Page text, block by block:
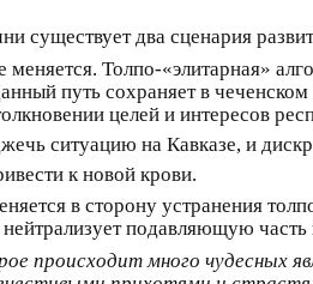
существует два сценария
Толпо-«элитарная»
путь сохраняет в
целей и интересов
ситуацию на Кавказе, и
к новой крови.
в сторону устранения
подавляющую
происходит много чудесных